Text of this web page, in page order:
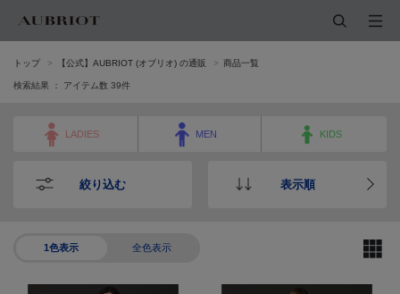
トップ 【公式】AUBRIOT (オブリオ) の通販 商品一覧
検索結果 ： アイテム数 39件
LADIES MEN KIDS
絞り込む 表示順
1色表示 全色表示